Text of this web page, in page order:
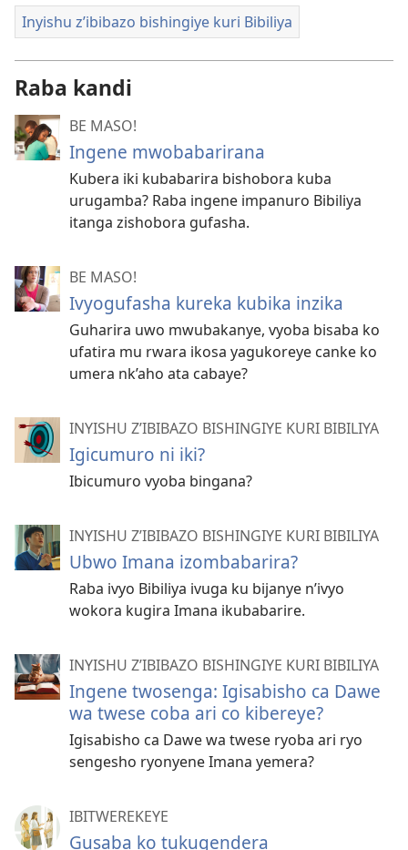
Inyishu z’ibibazo bishingiye kuri Bibiliya
Raba kandi
BE MASO!
Ingene mwobabarirana
Kubera iki kubabarira bishobora kuba
urugamba? Raba ingene impanuro Bibiliya
itanga zishobora gufasha.
BE MASO!
Ivyogufasha kureka kubika inzika
Guharira uwo mwubakanye, vyoba bisaba ko
ufatira mu rwara ikosa yagukoreye canke ko
umera nk’aho ata cabaye?
INYISHU Z’IBIBAZO BISHINGIYE KURI BIBILIYA
Igicumuro ni iki?
Ibicumuro vyoba bingana?
INYISHU Z’IBIBAZO BISHINGIYE KURI BIBILIYA
Ubwo Imana izombabarira?
Raba ivyo Bibiliya ivuga ku bijanye n’ivyo
wokora kugira Imana ikubabarire.
INYISHU Z’IBIBAZO BISHINGIYE KURI BIBILIYA
Ingene twosenga: Igisabisho ca Dawe
wa twese coba ari co kibereye?
Igisabisho ca Dawe wa twese ryoba ari ryo
sengesho ryonyene Imana yemera?
IBITWEREKEYE
Gusaba ko tukugendera